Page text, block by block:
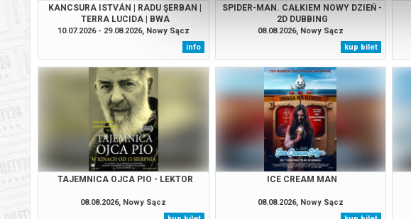
KANCSURA ISTVÁN | RADU ŞERBAN |
TERRA LUCIDA | BWA
10.07.2026 - 29.08.2026, Nowy Sącz
info
SPIDER-MAN. CAŁKIEM NOWY DZIEŃ -
2D DUBBING
08.08.2026, Nowy Sącz
kup bilet
TAJEMNICA OJCA PIO - LEKTOR
08.08.2026, Nowy Sącz
ICE CREAM MAN
08.08.2026, Nowy Sącz